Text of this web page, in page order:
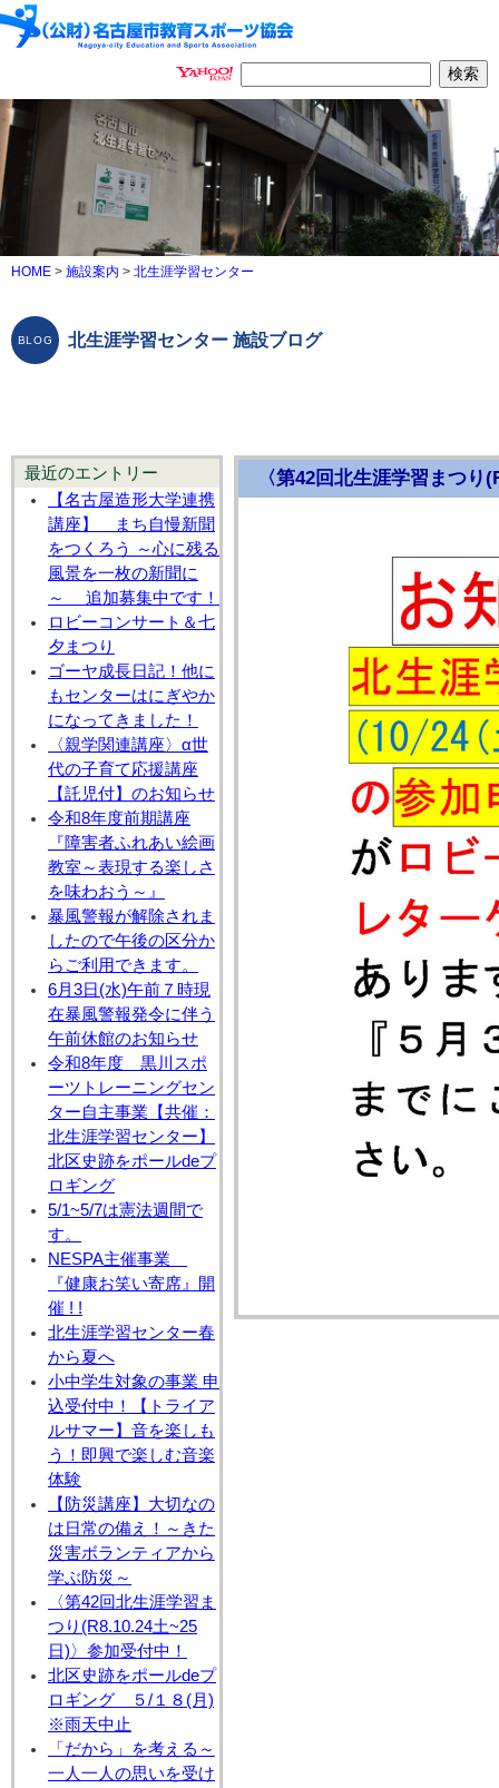
HOME > 施設案内 > 北生涯学習センター
北生涯学習センター 施設ブログ
最近のエントリー
【名古屋造形大学連携
講座】 まち自慢新聞
をつくろう ～心に残る
風景を一枚の新聞に
～ 追加募集中です！
ロビーコンサート＆七
夕まつり
ゴーヤ成長日記！他に
もセンターはにぎやか
になってきました！
〈親学関連講座〉α世
代の子育て応援講座
【託児付】のお知らせ
令和8年度前期講座
『障害者ふれあい絵画
教室～表現する楽しさ
を味わおう～』
暴風警報が解除されま
したので午後の区分か
らご利用できます。
6月3日(水)午前７時現
在暴風警報発令に伴う
午前休館のお知らせ
令和8年度 黒川スポ
ーツトレーニングセン
ター自主事業【共催：
北生涯学習センター】
北区史跡をポールdeプ
ロギング
5/1~5/7は憲法週間で
す。
NESPA主催事業
『健康お笑い寄席』開
催 ! !
北生涯学習センター春
から夏へ
小中学生対象の事業 申
込受付中！【トライア
ルサマー】音を楽しも
う！即興で楽しむ音楽
体験
【防災講座】大切なの
は日常の備え！～きた
災害ボランティアから
学ぶ防災～
〈第42回北生涯学習ま
つり(R8.10.24土~25
日)〉参加受付中！
北区史跡をポールdeプ
ロギング ５/１８(月)
※雨天中止
「だから」を考える～
一人一人の思いを受け
〈第42回北生涯学習まつ